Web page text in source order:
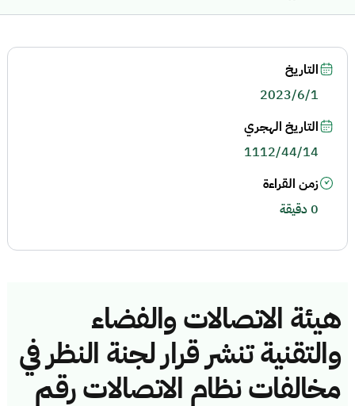
هيئة الاتصالات والفضاء
والتقنية تنشر قرار لجنة النظر في
مخالفات نظام الاتصالات رقم
التاريخ
2023/6/1
التاريخ الهجري
1112/44/14
زمن القراءة
0 دقيقة